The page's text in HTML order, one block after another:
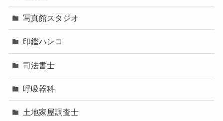
写真館スタジオ
印鑑ハンコ
司法書士
呼吸器科
土地家屋調査士